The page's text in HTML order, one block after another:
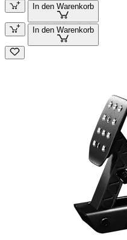
In den Warenkorb
In den Warenkorb